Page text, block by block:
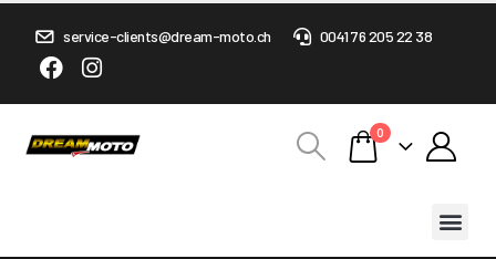
service-clients@dream-moto.ch 0041 76 205 22 38
0